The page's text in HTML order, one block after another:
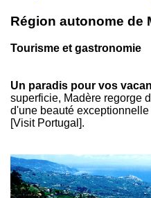
Région autonome de
Tourisme et gastronomie
Un paradis pour vos
superficie, Madère regorge
d'une beauté exceptionnelle
[Visit Portugal].